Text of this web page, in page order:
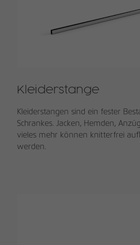
Kleiderstange
Kleiderstangen sind ein fester
Schrankes. Jacken, Hemden,
vieles mehr können knitterfrei
werden.